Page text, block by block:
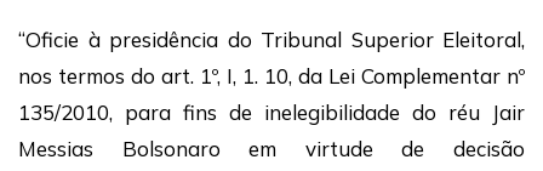
“Oficie à presidência do Tribunal Superior Eleitoral,
nos termos do art. 1º, I, 1. 10, da Lei Complementar nº
135/2010, para fins de inelegibilidade do réu Jair
Messias Bolsonaro em virtude de decisão